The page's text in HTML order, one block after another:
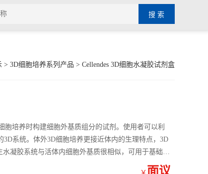
> 3D细胞培养系列产品 > Cellendes 3D细胞水凝胶试剂盒
胞培养时构建细胞外基质组分的试剂。使用者可以利
系统。体外3D细胞培养更接近体内的生理特点，3D
凝胶系统与活体内细胞外基质很相似，可用于基础研
面议